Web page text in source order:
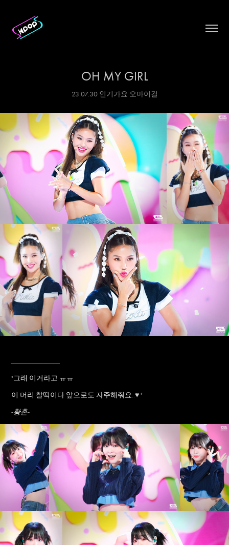
OH MY GIRL
23.07.30 인기가요 오마이걸
"그래 이거라고 ㅠㅠ
이 머리 찰떡이다 앞으로도 자주해줘요..♥"
-황혼-